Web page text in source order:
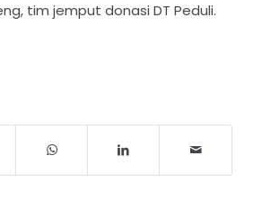
tim jemput donasi DT Peduli.